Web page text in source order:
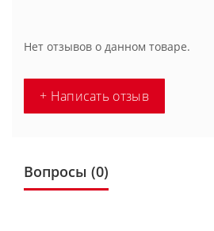
Нет отзывов о данном товаре.
+ Написать отзыв
Вопросы (0)